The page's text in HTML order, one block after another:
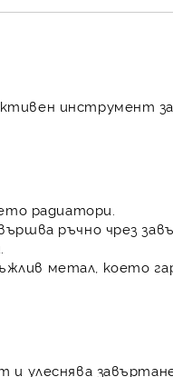
инструмент
радиатори.
ръчно чрез
метал, което
и улеснява